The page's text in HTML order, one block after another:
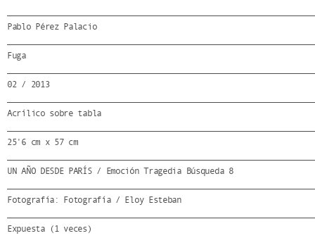
Pablo Pérez Palacio
Fuga
02 / 2013
Acrílico sobre tabla
25'6 cm x 57 cm
UN AÑO DESDE PARÍS / Emoción Tragedia Búsqueda 8
Fotografía: Fotografía / Eloy Esteban
Expuesta (1 veces)